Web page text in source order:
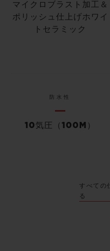
マイクロブラスト加工＆
ポリッシュ仕上げホワイ
トセラミック
防水性
10気圧（100M）
すべての
る